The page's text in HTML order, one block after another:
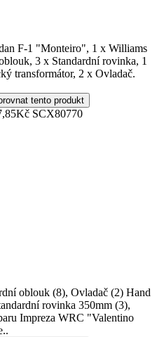
F-1 "Monteiro", 1 x Williams
3 x Standardní rovinka, 1
transformátor, 2 x Ovladač.
tento produkt
SCX80770
oblouk (8), Ovladač (2) Hand
rovinka 350mm (3),
Impreza WRC "Valentino